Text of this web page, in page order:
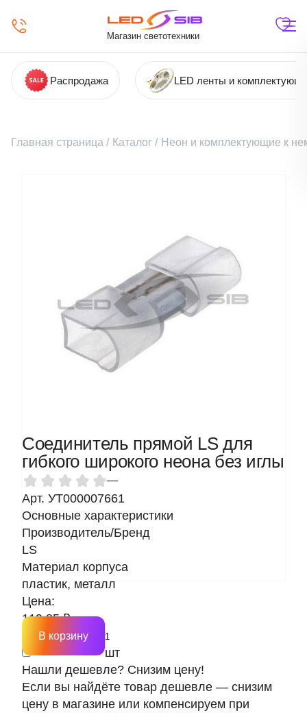
Магазин светотехники
Распродажа LED ленты и
Главная страница / Каталог / Неон и комплектующие к
Соединитель прямой LS для
гибкого широкого неона без иглы
—
Арт. УТ000007661
Основные характеристики
Производитель/Бренд
LS
Материал корпуса
пластик, металл
Цена:
119.85 ₽
шт
В корзину
Нашли дешевле? Снизим цену!
Если вы найдёте товар дешевле — снизим
цену в магазине или компенсируем при